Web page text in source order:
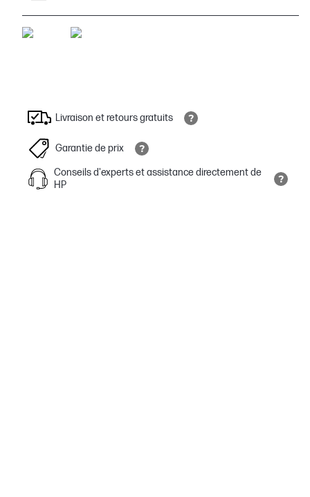
Livraison et retours gratuits
Garantie de prix
Conseils d'experts et assistance directement de
HP